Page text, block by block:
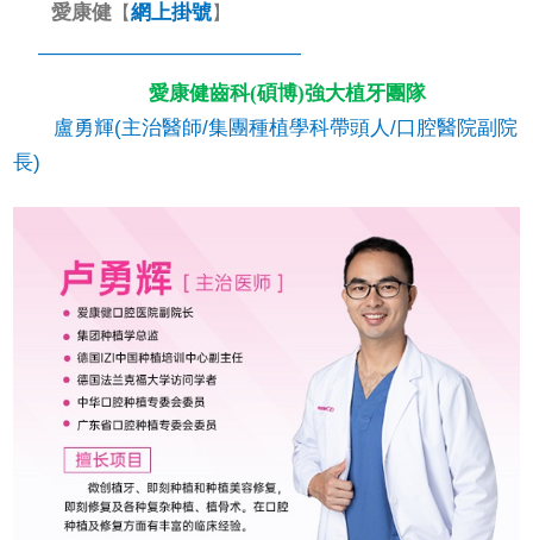
愛康健 【網上掛號】
—————————————
愛康健齒科(碩博)強大植牙團隊
盧勇輝(主治醫師/集團種植學科帶頭人/口腔醫院副院
長)